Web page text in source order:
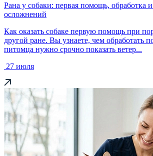
Рана у собаки: первая помощь, обработка
осложнений
Как оказать собаке первую помощь при
другой ране. Вы узнаете, чем обработать
питомца нужно срочно показать ветер...
27 июля